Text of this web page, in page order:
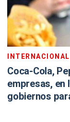
INTERNACIONAL
Coca-Cola,
empresas, en
gobiernos